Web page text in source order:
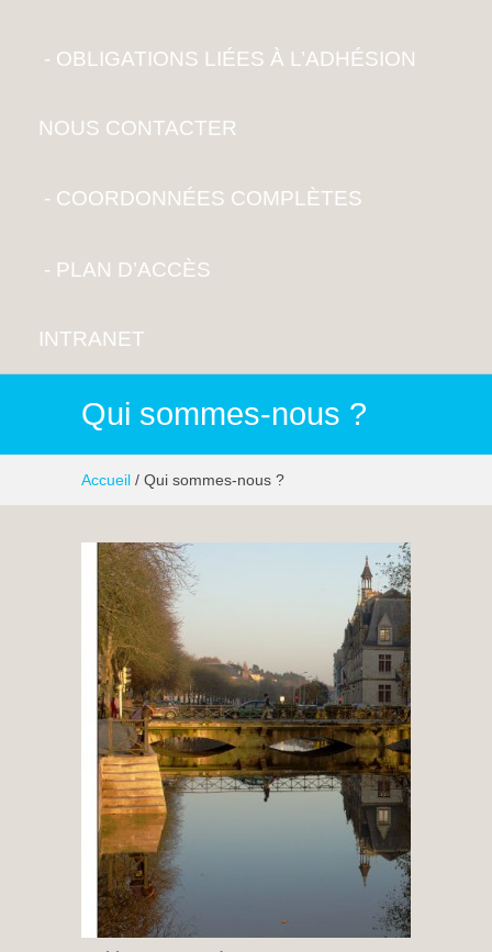
OBLIGATIONS LIÉES À L’ADHÉSION
NOUS CONTACTER
COORDONNÉES COMPLÈTES
PLAN D’ACCÈS
INTRANET
Qui sommes-nous ?
Accueil / Qui sommes-nous ?